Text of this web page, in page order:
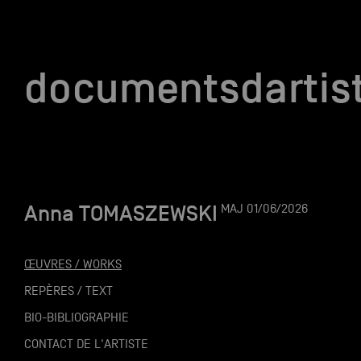
Équipe
Anna TOMASZEWSKI MAJ 01/06/2026
ŒUVRES / WORKS
REPÈRES / TEXT
BIO-BIBLIOGRAPHIE
CONTACT DE L'ARTISTE